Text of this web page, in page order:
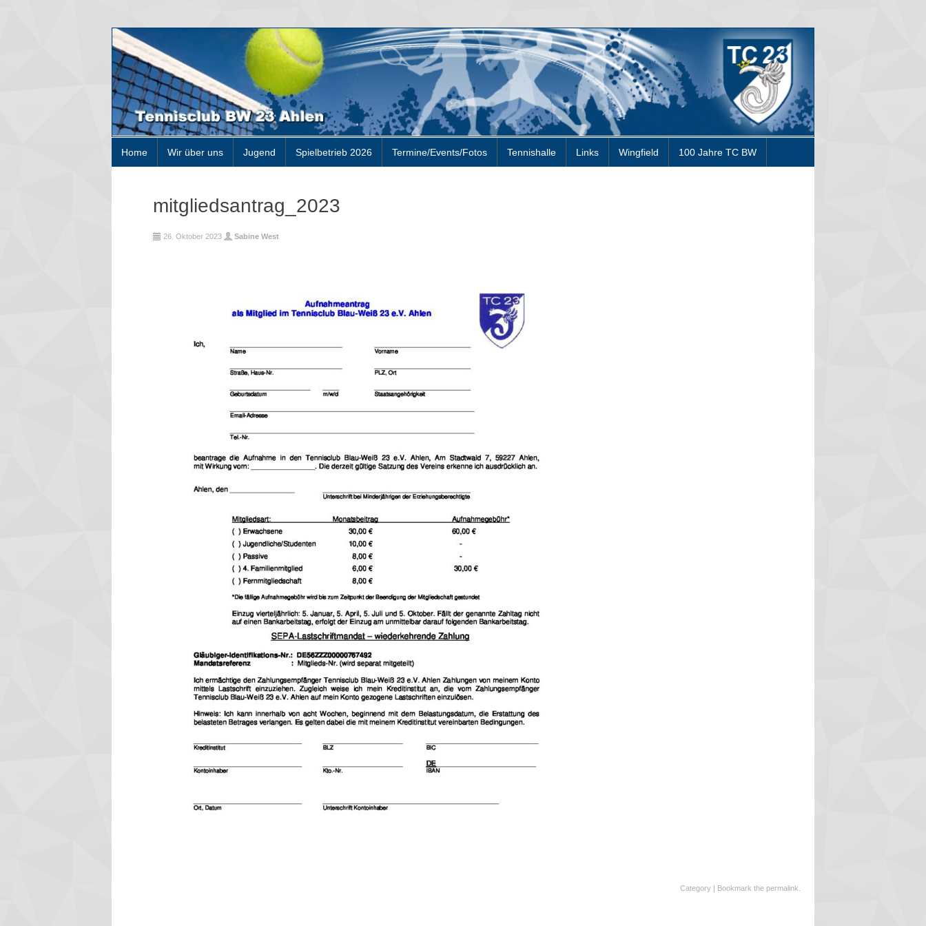
Home Wir über uns Jugend Spielbetrieb 2026 Termine/Events/Fotos Tennishalle Links Wingfield 100 Jahre TC BW
mitgliedsantrag_2023
26. Oktober 2023 Sabine West
Category | Bookmark the permalink